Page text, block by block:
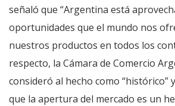
señaló que “Argentina está
oportunidades que el mundo nos
nuestros productos en todos los
respecto, la Cámara de Comercio
consideró al hecho como “histórico”
que la apertura del mercado es un